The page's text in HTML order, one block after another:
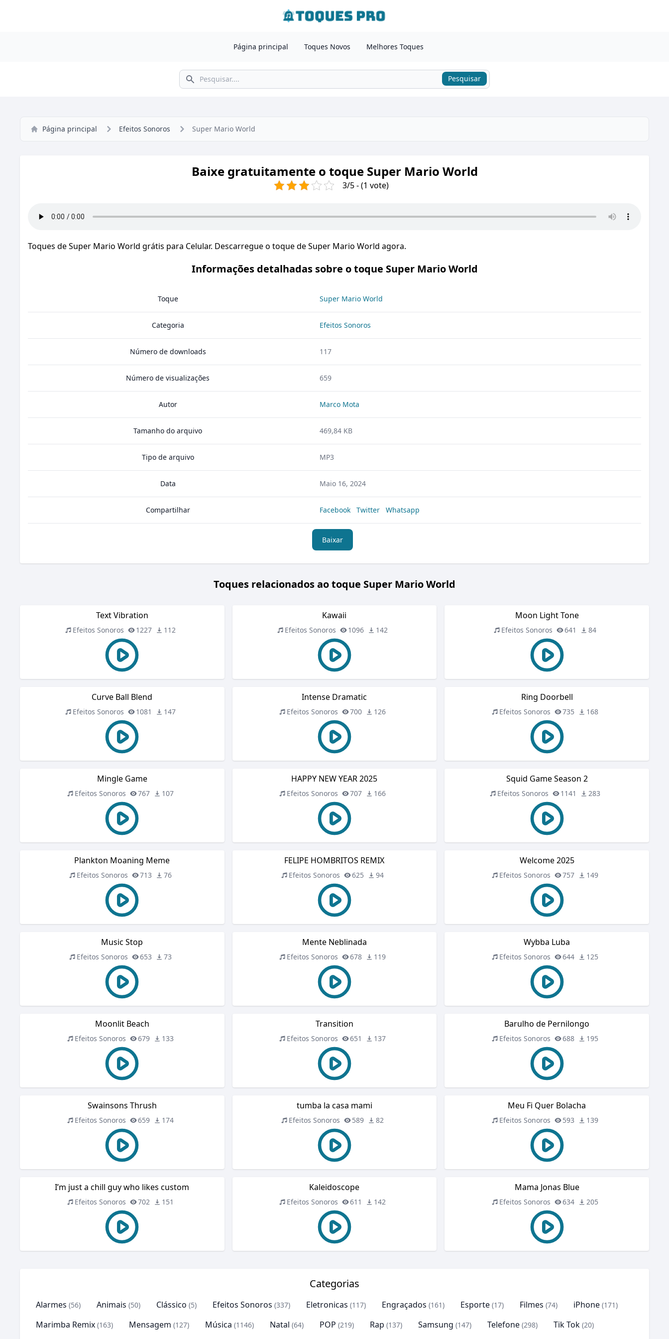
Página principal Toques Novos Melhores Toques
Pesquisar Pesquisar
Página principal Efeitos Sonoros Super Mario World
Baixe gratuitamente o toque Super Mario World
3/5 - (1 vote)
Toques de Super Mario World grátis para Celular. Descarregue o toque de Super Mario World agora.
Informações detalhadas sobre o toque Super Mario World
Toque Super Mario World
Categoria Efeitos Sonoros
Número de downloads 117
Número de visualizações 659
Autor Marco Mota
Tamanho do arquivo 469,84 KB
Tipo de arquivo MP3
Data Maio 16, 2024
Compartilhar Facebook Twitter Whatsapp
Baixar
Toques relacionados ao toque Super Mario World
Text Vibration
Efeitos Sonoros 1227 112
Kawaii
Efeitos Sonoros 1096 142
Moon Light Tone
Efeitos Sonoros 641 84
Curve Ball Blend
Efeitos Sonoros 1081 147
Intense Dramatic
Efeitos Sonoros 700 126
Ring Doorbell
Efeitos Sonoros 735 168
Mingle Game
Efeitos Sonoros 767 107
HAPPY NEW YEAR 2025
Efeitos Sonoros 707 166
Squid Game Season 2
Efeitos Sonoros 1141 283
Plankton Moaning Meme
Efeitos Sonoros 713 76
FELIPE HOMBRITOS REMIX
Efeitos Sonoros 625 94
Welcome 2025
Efeitos Sonoros 757 149
Music Stop
Efeitos Sonoros 653 73
Mente Neblinada
Efeitos Sonoros 678 119
Wybba Luba
Efeitos Sonoros 644 125
Moonlit Beach
Efeitos Sonoros 679 133
Transition
Efeitos Sonoros 651 137
Barulho de Pernilongo
Efeitos Sonoros 688 195
Swainsons Thrush
Efeitos Sonoros 659 174
tumba la casa mami
Efeitos Sonoros 589 82
Meu Fi Quer Bolacha
Efeitos Sonoros 593 139
I’m just a chill guy who likes custom
Efeitos Sonoros 702 151
Kaleidoscope
Efeitos Sonoros 611 142
Mama Jonas Blue
Efeitos Sonoros 634 205
Categorias
Alarmes (56) Animais (50) Clássico (5) Efeitos Sonoros (337) Eletronicas (117) Engraçados (161) Esporte (17) Filmes (74) iPhone (171)
Marimba Remix (163) Mensagem (127) Música (1146) Natal (64) POP (219) Rap (137) Samsung (147) Telefone (298) Tik Tok (20)